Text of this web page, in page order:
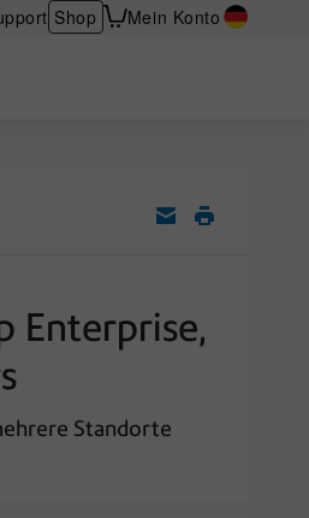
Shop Mein Konto
Enterprise,
Standorte